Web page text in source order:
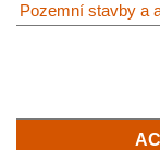
Pozemní stavby a